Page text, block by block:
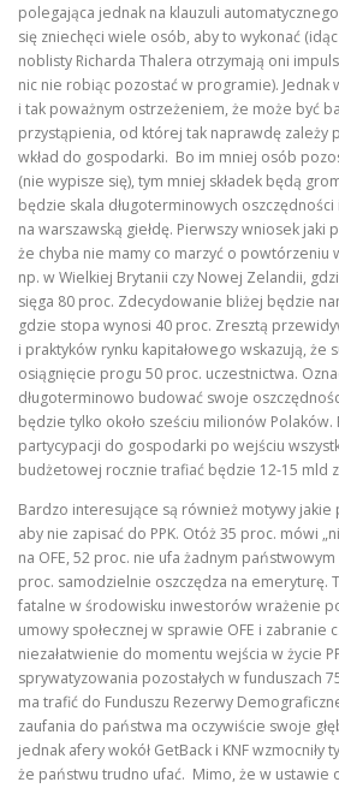
polegająca jednak na klauzuli
się zniechęci wiele osób, aby to wykonać
noblisty Richarda Thalera otrzymają oni
nic nie robiąc pozostać w programie). Jednak
i tak poważnym ostrzeżeniem, że może być
przystąpienia, od której tak naprawdę zależy
wkład do gospodarki. Bo im mniej osób
(nie wypisze się), tym mniej składek będą
będzie skala długoterminowych
na warszawską giełdę. Pierwszy wniosek jaki
że chyba nie mamy co marzyć o powtórzeniu
np. w Wielkiej Brytanii czy Nowej Zelandii,
sięga 80 proc. Zdecydowanie bliżej będzie
gdzie stopa wynosi 40 proc. Zresztą
i praktyków rynku kapitałowego wskazują, że
osiągnięcie progu 50 proc. uczestnictwa.
długoterminowo budować swoje
będzie tylko około sześciu milionów
partycypacji do gospodarki po wejściu
budżetowej rocznie trafiać będzie 12-15 mld
Bardzo interesujące są również motywy
aby nie zapisać do PPK. Otóż 35 proc. mówi
na OFE, 52 proc. nie ufa żadnym
proc. samodzielnie oszczędza na emeryturę.
fatalne w środowisku inwestorów wrażenie
umowy społecznej w sprawie OFE i zabranie
niezałatwienie do momentu wejścia w życie
sprywatyzowania pozostałych w funduszach
ma trafić do Funduszu Rezerwy
zaufania do państwa ma oczywiście swoje
jednak afery wokół GetBack i KNF wzmocniły
że państwu trudno ufać. Mimo, że w ustawie